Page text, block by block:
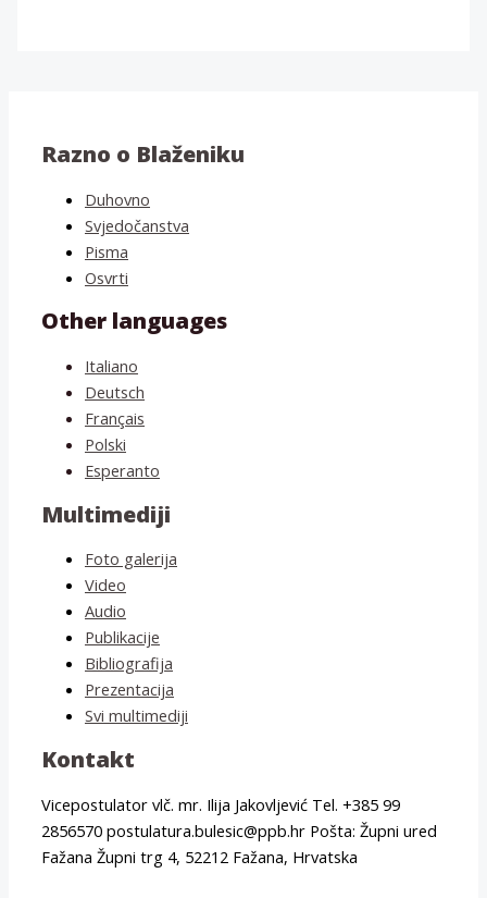
Razno o Blaženiku
Duhovno
Svjedočanstva
Pisma
Osvrti
Other languages
Italiano
Deutsch
Français
Polski
Esperanto
Multimediji
Foto galerija
Video
Audio
Publikacije
Bibliografija
Prezentacija
Svi multimediji
Kontakt
Vicepostulator vlč. mr. Ilija Jakovljević Tel. +385 99
2856570 postulatura.bulesic@ppb.hr Pošta: Župni ured
Fažana Župni trg 4, 52212 Fažana, Hrvatska